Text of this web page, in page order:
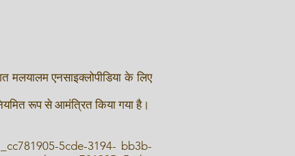
मलयालम एनसाइक्लोपीडिया के लिए
रूप से आमंत्रित किया गया है।
5cde-3194- bb3b-